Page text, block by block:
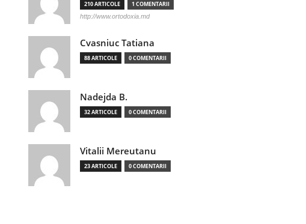
210 ARTICOLE 1 COMENTARII
http://www.ortodoxia.md
Cvasniuc Tatiana
88 ARTICOLE 0 COMENTARII
Nadejda B.
32 ARTICOLE 0 COMENTARII
Vitalii Mereutanu
23 ARTICOLE 0 COMENTARII